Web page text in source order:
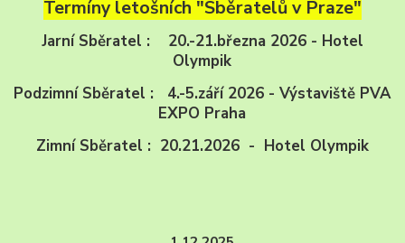
Termíny letošních "Sběratelů v Praze"
Jarní Sběratel : 20.-21.března 2026 - Hotel
Olympik
Podzimní Sběratel : 4.-5.září 2026 - Výstaviště PVA
EXPO Praha
Zimní Sběratel : 20.21.2026 - Hotel Olympik